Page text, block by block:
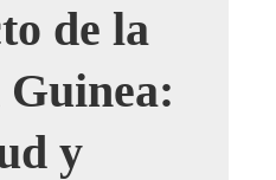
de la
Guinea:
y